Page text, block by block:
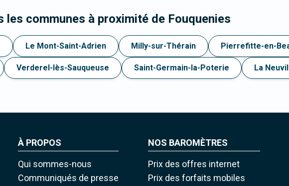
les communes à proximité de Fouquenies
Le Mont-Saint-Adrien Milly-sur-Thérain Pierrefitte-en-
Verderel-lès-Sauqueuse Saint-Germain-la-Poterie La
À PROPOS
Qui sommes-nous
Communiqués de presse
NOS BAROMÈTRES
Prix des offres internet
Prix des forfaits mobiles